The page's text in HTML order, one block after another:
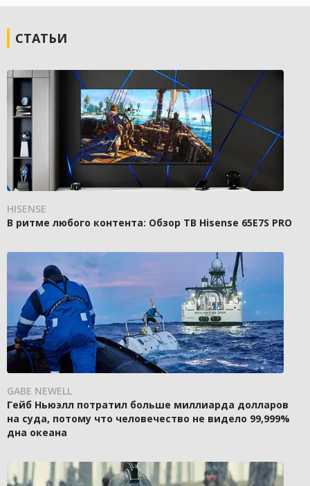
СТАТЬИ
HISENSE
В ритме любого контента: Обзор ТВ Hisense 65E7S PRO
GABE NEWELL
Гейб Ньюэлл потратил больше миллиарда долларов
на суда, потому что человечество не видело 99,999%
дна океана